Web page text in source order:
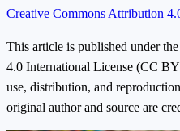
Creative Commons Attribution
This article is published under
4.0 International License (CC
use, distribution, and
original author and source are